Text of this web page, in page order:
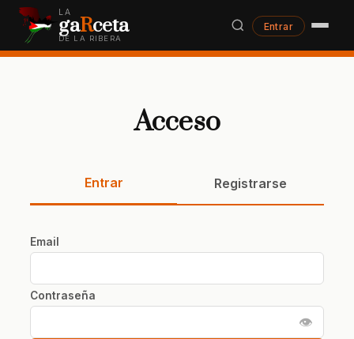
LA
gaRceta
DE LA RIBERA
Entrar
Acceso
Entrar Registrarse
Email
Contraseña
👁